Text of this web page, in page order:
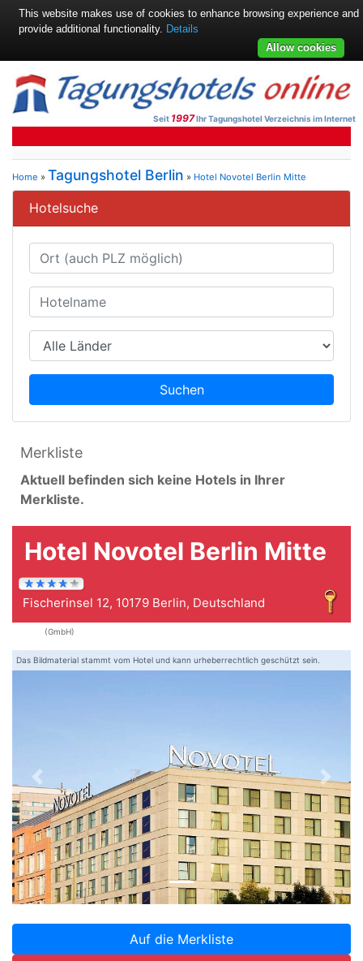
Seit 1997Ihr Tagungshotel Verzeichnis im Internet
Home » Tagungshotel Berlin » Hotel Novotel Berlin Mitte
Hotelsuche
Suchen
Merkliste
Aktuell befinden sich keine Hotels in Ihrer
Merkliste.
Hotel Novotel Berlin Mitte
Fischerinsel 12, 10179 Berlin, Deutschland
(GmbH)
Das Bildmaterial stammt vom Hotel und kann urheberrechtlich geschützt sein.
Zurück
Auf die Merkliste
This website makes use of cookies to enhance browsing experience and
provide additional functionality. Details
Allow cookies